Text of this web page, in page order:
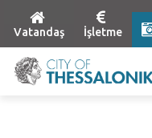
Vatandaş İşletme